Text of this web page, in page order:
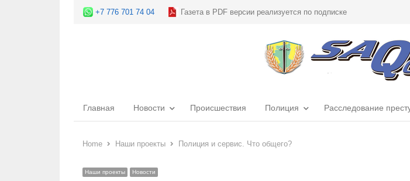
+7 776 701 74 04 Газета в PDF версии реализуется по подписке
Главная Новости Происшествия Полиция Расследование
Home
Наши проекты Полиция и сервис. Что общего?
Наши проекты Новости